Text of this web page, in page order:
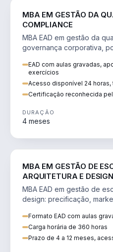
MBA EM GESTÃO DA
COMPLIANCE
MBA EAD em gestão da
governança corporativa,
EAD com aulas gravadas,
exercícios
Acesso disponível 24
Certificação reconhecida
DURAÇÃO
4 meses
MBA EM GESTÃO DE
ARQUITETURA E DESIGN
MBA EAD em gestão de
design: precificação,
Formato EAD com aulas
Carga horária de 360 horas
Prazo de 4 a 12 meses,